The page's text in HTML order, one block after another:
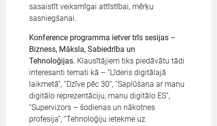
sasaistīt veiksmīgai attīstībai, mērķu
sasniegšanai.
Konference programma ietver trīs sesijas –
Bizness, Māksla, Sabiedrība un
Tehnoloģijas. Klausītājiem tiks piedāvātu tādi
interesanti temati kā – “Līderis digitālajā
laikmetā”, “Dzīve pēc 30”, “Saplūšana ar manu
digitālo reprezentāciju, manu digitālo ES”,
“Supervizors – šodienas un nākotnes
profesija”, “Tehnoloģiju ietekme uz